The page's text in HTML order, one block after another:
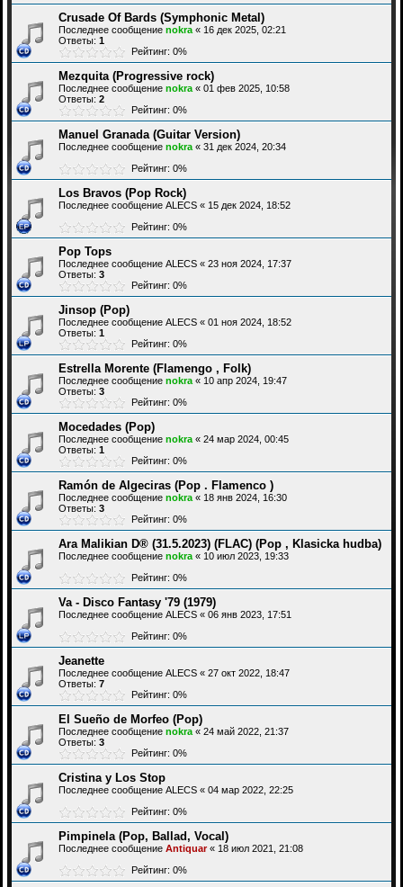
Crusade Of Bards (Symphonic Metal)
Последнее сообщение nokra « 16 дек 2025, 02:21
Ответы: 1
Рейтинг: 0%
Mezquita (Progressive rock)
Последнее сообщение nokra « 01 фев 2025, 10:58
Ответы: 2
Рейтинг: 0%
Manuel Granada (Guitar Version)
Последнее сообщение nokra « 31 дек 2024, 20:34
Рейтинг: 0%
Los Bravos (Pop Rock)
Последнее сообщение ALECS « 15 дек 2024, 18:52
Рейтинг: 0%
Pop Tops
Последнее сообщение ALECS « 23 ноя 2024, 17:37
Ответы: 3
Рейтинг: 0%
Jinsop (Pop)
Последнее сообщение ALECS « 01 ноя 2024, 18:52
Ответы: 1
Рейтинг: 0%
Estrella Morente (Flamengo , Folk)
Последнее сообщение nokra « 10 апр 2024, 19:47
Ответы: 3
Рейтинг: 0%
Mocedades (Pop)
Последнее сообщение nokra « 24 мар 2024, 00:45
Ответы: 1
Рейтинг: 0%
Ramón de Algeciras (Pop . Flamenco )
Последнее сообщение nokra « 18 янв 2024, 16:30
Ответы: 3
Рейтинг: 0%
Ara Malikian D® (31.5.2023) (FLAC) (Pop , Klasicka hudba)
Последнее сообщение nokra « 10 июл 2023, 19:33
Рейтинг: 0%
Va - Disco Fantasy '79 (1979)
Последнее сообщение ALECS « 06 янв 2023, 17:51
Рейтинг: 0%
Jeanette
Последнее сообщение ALECS « 27 окт 2022, 18:47
Ответы: 7
Рейтинг: 0%
El Sueño de Morfeo (Pop)
Последнее сообщение nokra « 24 май 2022, 21:37
Ответы: 3
Рейтинг: 0%
Cristina y Los Stop
Последнее сообщение ALECS « 04 мар 2022, 22:25
Рейтинг: 0%
Pimpinela (Pop, Ballad, Vocal)
Последнее сообщение Antiquar« 18 июл 2021, 21:08
Рейтинг: 0%